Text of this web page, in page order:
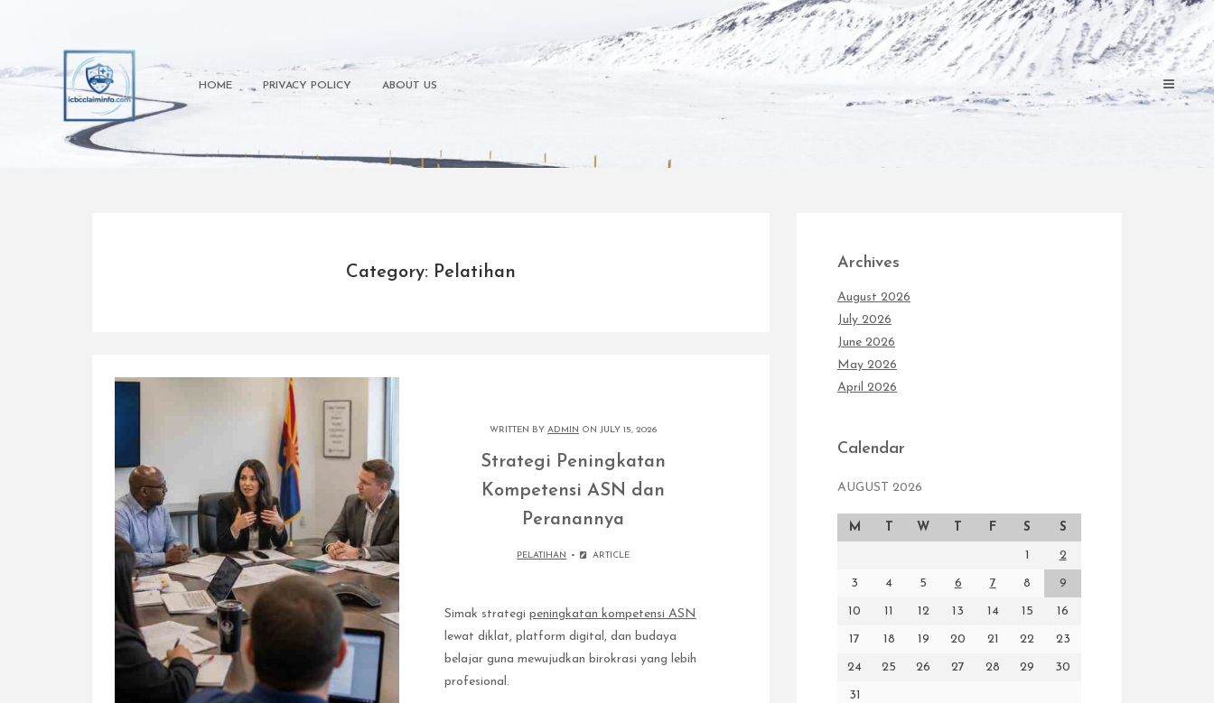
HOME PRIVACY POLICY ABOUT US
Category: Pelatihan
WRITTEN BY ADMIN ON JULY 15, 2026
Strategi Peningkatan
Kompetensi ASN dan
Peranannya
PELATIHAN ARTICLE
Simak strategi peningkatan kompetensi ASN
lewat diklat, platform digital, dan budaya
belajar guna mewujudkan birokrasi yang lebih
profesional.
Archives
August 2026
July 2026
June 2026
May 2026
April 2026
Calendar
AUGUST 2026
M T W T F S S
1 2
3 4 5 6 7 8 9
10 11 12 13 14 15 16
17 18 19 20 21 22 23
24 25 26 27 28 29 30
31